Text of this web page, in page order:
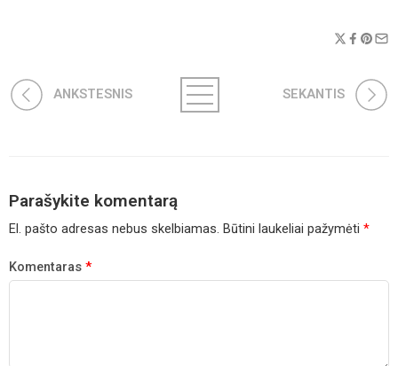
ANKSTESNIS SEKANTIS
Parašykite komentarą
El. pašto adresas nebus skelbiamas. Būtini laukeliai pažymėti *
Komentaras *